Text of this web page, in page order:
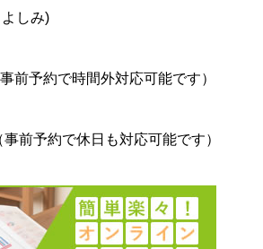
しみ)
前予約で時間外対応可能です）
前予約で休日も対応可能です）